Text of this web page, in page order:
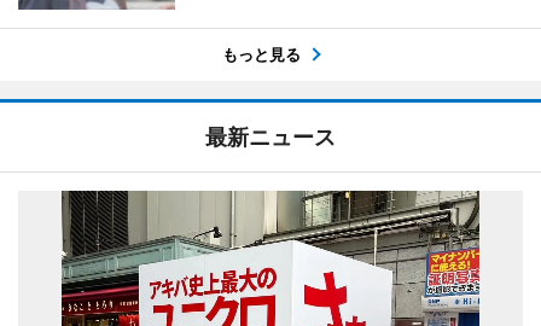
もっと見る
最新ニュース